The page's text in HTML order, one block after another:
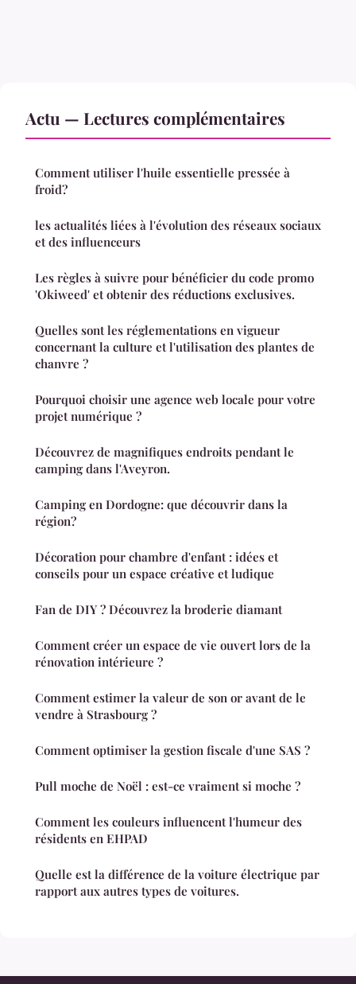
Actu — Lectures complémentaires
Comment utiliser l'huile essentielle pressée à
froid?
les actualités liées à l'évolution des réseaux sociaux
et des influenceurs
Les règles à suivre pour bénéficier du code promo
'Okiweed' et obtenir des réductions exclusives.
Quelles sont les réglementations en vigueur
concernant la culture et l'utilisation des plantes de
chanvre ?
Pourquoi choisir une agence web locale pour votre
projet numérique ?
Découvrez de magnifiques endroits pendant le
camping dans l'Aveyron.
Camping en Dordogne: que découvrir dans la
région?
Décoration pour chambre d'enfant : idées et
conseils pour un espace créative et ludique
Fan de DIY ? Découvrez la broderie diamant
Comment créer un espace de vie ouvert lors de la
rénovation intérieure ?
Comment estimer la valeur de son or avant de le
vendre à Strasbourg ?
Comment optimiser la gestion fiscale d'une SAS ?
Pull moche de Noël : est-ce vraiment si moche ?
Comment les couleurs influencent l'humeur des
résidents en EHPAD
Quelle est la différence de la voiture électrique par
rapport aux autres types de voitures.